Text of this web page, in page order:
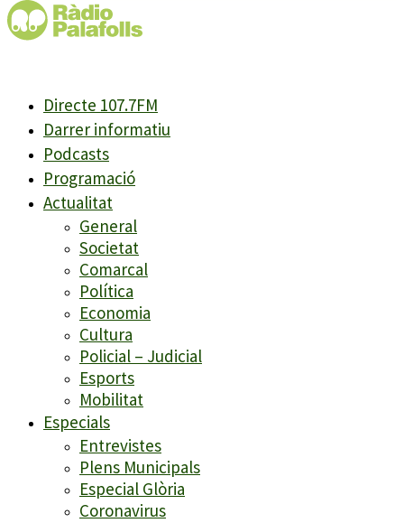
Directe 107.7FM
Darrer informatiu
Podcasts
Programació
Actualitat
General
Societat
Comarcal
Política
Economia
Cultura
Policial – Judicial
Esports
Mobilitat
Especials
Entrevistes
Plens Municipals
Especial Glòria
Coronavirus